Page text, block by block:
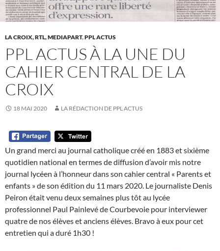
LA CROIX, RTL, MEDIAPART,PPL ACTUS
PPL ACTUS À LA UNE DU
CAHIER CENTRAL DE LA
CROIX
18 MAI 2020 LA RÉDACTION DE PPL ACTUS
Un grand merci au journal catholique créé en 1883 et sixième
quotidien national en termes de diffusion d’avoir mis notre
journal lycéen à l’honneur dans son cahier central « Parents et
enfants » de son édition du 11 mars 2020. Le journaliste Denis
Peiron était venu deux semaines plus tôt au lycée
professionnel Paul Painlevé de Courbevoie pour interviewer
quatre de nos élèves et anciens élèves. Bravo à eux pour cet
entretien qui a duré 1h30 !